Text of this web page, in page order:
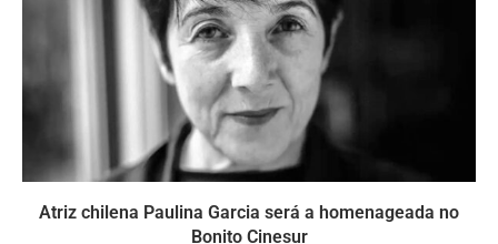
Atriz chilena Paulina Garcia será a homenageada no
Bonito Cinesur